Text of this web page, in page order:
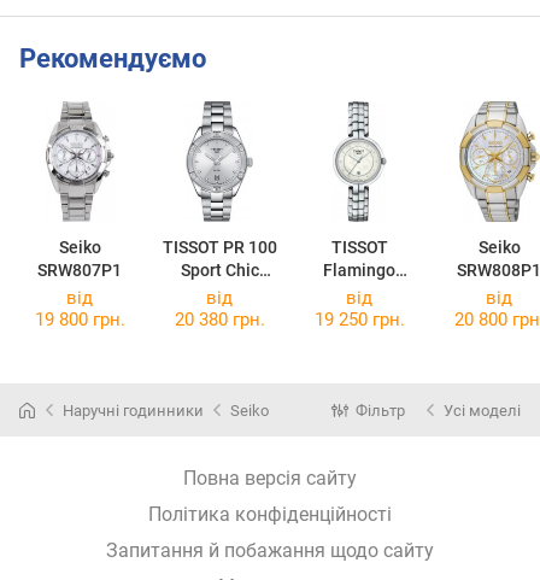
Рекомендуємо
Seiko
SRW807P1
TISSOT PR 100
Sport Chic
T101.910.11.0
36.00
TISSOT
Flamingo
T094.210.11.1
16.01
Seiko
SRW808P1
від
19 800 грн.
від
20 380 грн.
від
19 250 грн.
від
20 800
Наручні годинники Seiko Фільтр Усі моделі
Повна версія сайту
Політика конфіденційності
Запитання й побажання щодо сайту